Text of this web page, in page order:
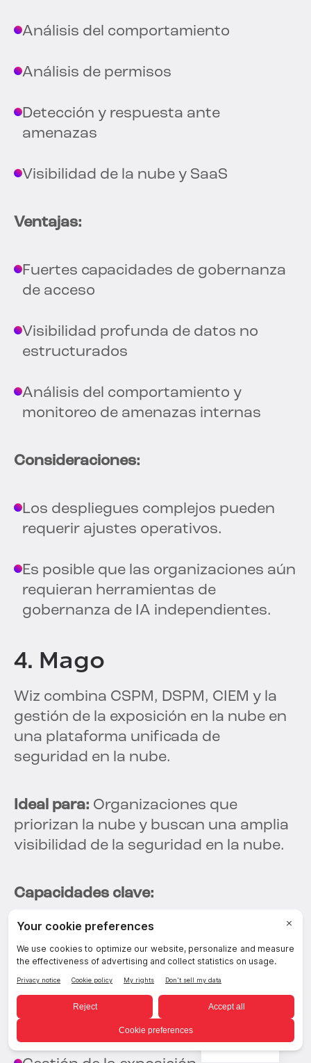
Análisis del comportamiento
Análisis de permisos
Detección y respuesta ante
amenazas
Visibilidad de la nube y SaaS
Ventajas:
Fuertes capacidades de gobernanza
de acceso
Visibilidad profunda de datos no
estructurados
Análisis del comportamiento y
monitoreo de amenazas internas
Consideraciones:
Los despliegues complejos pueden
requerir ajustes operativos.
Es posible que las organizaciones aún
requieran herramientas de
gobernanza de IA independientes.
4. Mago
Wiz combina CSPM, DSPM, CIEM y la
gestión de la exposición en la nube en
una plataforma unificada de
seguridad en la nube.
Ideal para: Organizaciones que
priorizan la nube y buscan una amplia
visibilidad de la seguridad en la nube.
Capacidades clave:
Gestión de la postura en la nube
DSPM
Spanish